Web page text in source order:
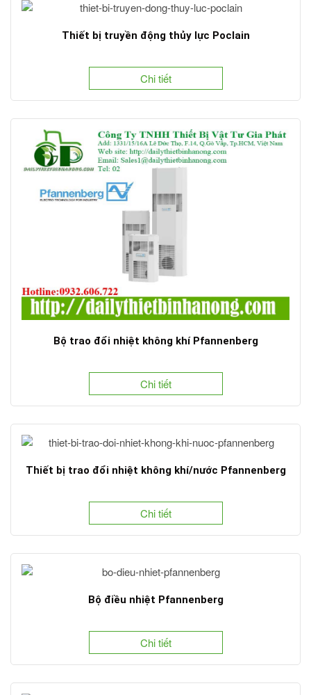
Thiết bị truyền động thủy lực Poclain
Chi tiết
Bộ trao đổi nhiệt không khí Pfannenberg
Chi tiết
Thiết bị trao đổi nhiệt không khí/nước Pfannenberg
Chi tiết
Bộ điều nhiệt Pfannenberg
Chi tiết